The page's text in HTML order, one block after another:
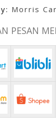
Morris
PESAN